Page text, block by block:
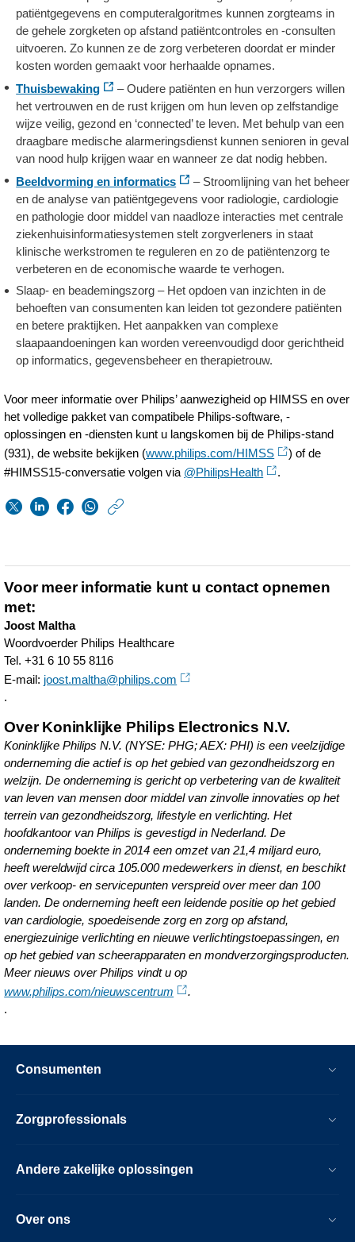
patiëntgegevens en computeralgoritmes kunnen zorgteams in
de gehele zorgketen op afstand patiëntcontroles en -consulten
uitvoeren. Zo kunnen ze de zorg verbeteren doordat er minder
kosten worden gemaakt voor herhaalde opnames.
Thuisbewaking
– Oudere patiënten en hun verzorgers willen
het vertrouwen en de rust krijgen om hun leven op zelfstandige
wijze veilig, gezond en ‘connected’ te leven. Met behulp van een
draagbare medische alarmeringsdienst kunnen senioren in geval
van nood hulp krijgen waar en wanneer ze dat nodig hebben.
Beeldvorming en informatics
– Stroomlijning van het beheer
en de analyse van patiëntgegevens voor radiologie, cardiologie
en pathologie door middel van naadloze interacties met centrale
ziekenhuisinformatiesystemen stelt zorgverleners in staat
klinische werkstromen te reguleren en zo de patiëntenzorg te
verbeteren en de economische waarde te verhogen.
Slaap- en beademingszorg – Het opdoen van inzichten in de
behoeften van consumenten kan leiden tot gezondere patiënten
en betere praktijken. Het aanpakken van complexe
slaapaandoeningen kan worden vereenvoudigd door gerichtheid
op informatics, gegevensbeheer en therapietrouw.
Voor meer informatie over Philips’ aanwezigheid op HIMSS en over
het volledige pakket van compatibele Philips-software, -
oplossingen en -diensten kunt u langskomen bij de Philips-stand
(931), de website bekijken (www.philips.com/HIMSS
) of de
#HIMSS15-conversatie volgen via @PhilipsHealth .
Philips-
toont-
generatie-
en-
voor-
connected-
zorgtechnologie-
op-
HIMSS15.html
Voor meer informatie kunt u contact opnemen
met:
Joost Maltha
Woordvoerder Philips Healthcare
Tel. +31 6 10 55 8116
E-mail: joost.maltha@philips.com
.
Over Koninklijke Philips Electronics N.V.
Koninklijke Philips N.V. (NYSE: PHG; AEX: PHI) is een veelzijdige
onderneming die actief is op het gebied van gezondheidszorg en
welzijn. De onderneming is gericht op verbetering van de kwaliteit
van leven van mensen door middel van zinvolle innovaties op het
terrein van gezondheidszorg, lifestyle en verlichting. Het
hoofdkantoor van Philips is gevestigd in Nederland. De
onderneming boekte in 2014 een omzet van 21,4 miljard euro,
heeft wereldwijd circa 105.000 medewerkers in dienst, en beschikt
over verkoop- en servicepunten verspreid over meer dan 100
landen. De onderneming heeft een leidende positie op het gebied
van cardiologie, spoedeisende zorg en zorg op afstand,
energiezuinige verlichting en nieuwe verlichtingstoepassingen, en
op het gebied van scheerapparaten en mondverzorgingsproducten.
Meer nieuws over Philips vindt u op
www.philips.com/nieuwscentrum
.
.
Consumenten
Zorgprofessionals
Andere zakelijke oplossingen
Over ons